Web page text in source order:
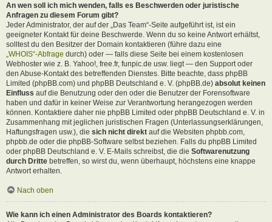
An wen soll ich mich wenden, falls es Beschwerden oder juristische
Anfragen zu diesem Forum gibt?
Jeder Administrator, der auf der „Das Team“-Seite aufgeführt ist, ist ein
geeigneter Kontakt für deine Beschwerde. Wenn du so keine Antwort erhältst,
solltest du den Besitzer der Domain kontaktieren (führe dazu eine
„WHOIS“-Abfrage durch) oder — falls diese Seite bei einem kostenlosen
Webhoster wie z. B. Yahoo!, free.fr, funpic.de usw. liegt — den Support oder
den Abuse-Kontakt des betreffenden Dienstes. Bitte beachte, dass phpBB
Limited (phpBB.com) und phpBB Deutschland e. V. (phpBB.de) absolut keinen
Einfluss auf die Benutzung oder den oder die Benutzer der Forensoftware
haben und dafür in keiner Weise zur Verantwortung herangezogen werden
können. Kontaktiere daher nie phpBB Limited oder phpBB Deutschland e. V. in
Zusammenhang mit jeglichen juristischen Fragen (Unterlassungserklärungen,
Haftungsfragen usw.), die sich nicht direkt auf die Websiten phpbb.com,
phpbb.de oder die phpBB-Software selbst beziehen. Falls du phpBB Limited
oder phpBB Deutschland e. V. E-Mails schreibst, die die Softwarenutzung
durch Dritte betreffen, so wirst du, wenn überhaupt, höchstens eine knappe
Antwort erhalten.
Nach oben
Wie kann ich einen Administrator des Boards kontaktieren?